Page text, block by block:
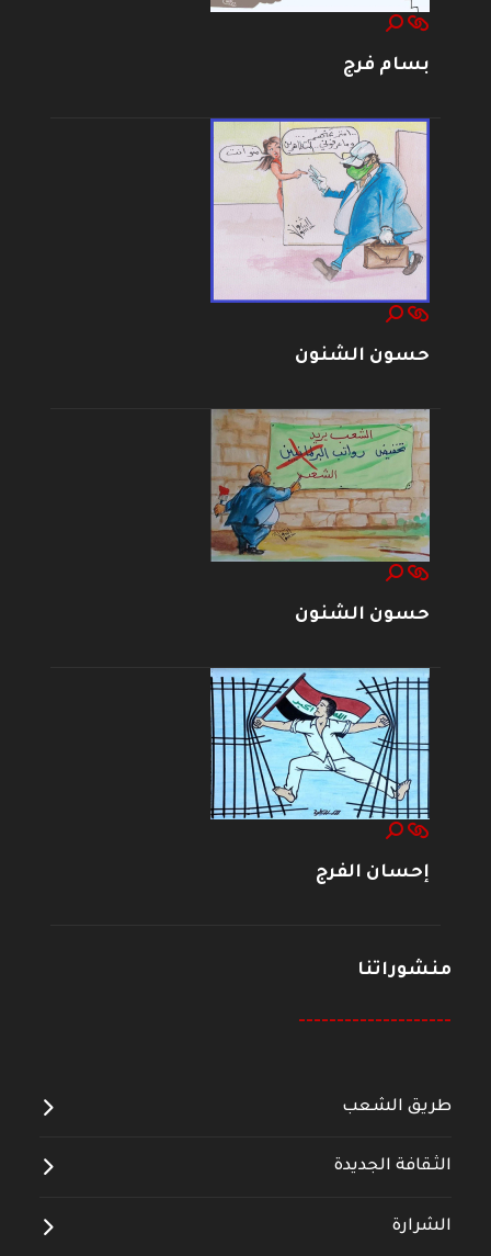
بسام فرج
حسون الشنون
حسون الشنون
إحسان الفرج
منشوراتنا
--------------------
طريق الشعب
الثقافة الجديدة
الشرارة